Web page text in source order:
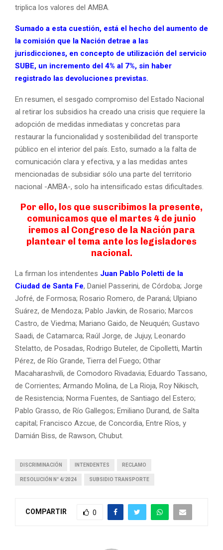
triplica los valores del AMBA.
Sumado a esta cuestión, está el hecho del aumento de
la comisión que la Nación detrae a las
jurisdicciones, en concepto de utilización del servicio
SUBE, un incremento del 4% al 7%, sin haber
registrado las devoluciones previstas.
En resumen, el sesgado compromiso del Estado Nacional
al retirar los subsidios ha creado una crisis que requiere la
adopción de medidas inmediatas y concretas para
restaurar la funcionalidad y sostenibilidad del transporte
público en el interior del país. Esto, sumado a la falta de
comunicación clara y efectiva, y a las medidas antes
mencionadas de subsidiar sólo una parte del territorio
nacional -AMBA-, solo ha intensificado estas dificultades.
Por ello, los que suscribimos la presente,
comunicamos que el martes 4 de junio
iremos al Congreso de la Nación para
plantear el tema ante los legisladores
nacional.
La firman los intendentes Juan Pablo Poletti de la
Ciudad de Santa Fe, Daniel Passerini, de Córdoba; Jorge
Jofré, de Formosa; Rosario Romero, de Paraná; Ulpiano
Suárez, de Mendoza; Pablo Javkin, de Rosario; Marcos
Castro, de Viedma; Mariano Gaido, de Neuquén; Gustavo
Saadi, de Catamarca; Raúl Jorge, de Jujuy, Leonardo
Stelatto, de Posadas, Rodrigo Buteler, de Cipolletti, Martín
Pérez, de Río Grande, Tierra del Fuego; Othar
Macaharashvili, de Comodoro Rivadavia; Eduardo Tassano,
de Corrientes; Armando Molina, de La Rioja, Roy Nikisch,
de Resistencia; Norma Fuentes, de Santiago del Estero;
Pablo Grasso, de Río Gallegos; Emiliano Durand, de Salta
capital; Francisco Azcue, de Concordia, Entre Ríos, y
Damián Biss, de Rawson, Chubut.
DISCRIMINACIÓN INTENDENTES RECLAMO
RESOLUCIÓN N° 4/2024 SUBSIDIO TRANSPORTE
COMPARTIR 0